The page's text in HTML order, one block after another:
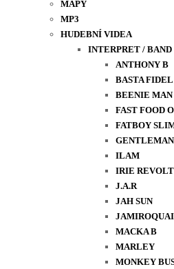
MAPY
MP3
HUDEBNÍ VIDEA
INTERPRET / BAND
ANTHONY B
BASTA FIDEL
BEENIE MAN
FAST FOOD
FATBOY
GENTLEMAN
ILAM
IRIE
J.A.R
JAH SUN
JAMIROQUAI
MACKA B
MARLEY
MONKEY